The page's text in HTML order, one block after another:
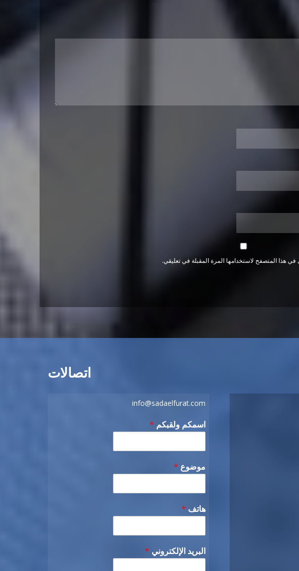
هذا المتصفح لاستخدامها المرة المقبلة في تعليقي.
اتصالات
info@sadaelfurat.com
اسمكم ولقبكم *
موضوع *
هاتف *
البريد الإلكتروني *